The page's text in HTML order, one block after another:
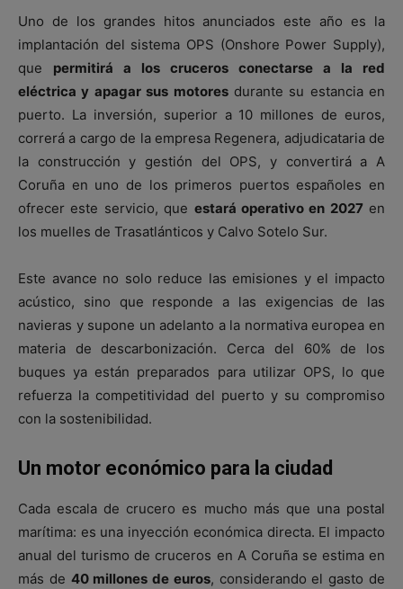
Uno de los grandes hitos anunciados este año es la
implantación del sistema OPS (Onshore Power Supply),
que permitirá a los cruceros conectarse a la red
eléctrica y apagar sus motoresdurante su estancia en
puerto. La inversión, superior a 10 millones de euros,
correrá a cargo de la empresa Regenera, adjudicataria de
la construcción y gestión del OPS, y convertirá a A
Coruña en uno de los primeros puertos españoles en
ofrecer este servicio, que estará operativo en 2027en
los muelles de Trasatlánticos y Calvo Sotelo Sur.
Este avance no solo reduce las emisiones y el impacto
acústico, sino que responde a las exigencias de las
navieras y supone un adelanto a la normativa europea en
materia de descarbonización. Cerca del 60% de los
buques ya están preparados para utilizar OPS, lo que
refuerza la competitividad del puerto y su compromiso
con la sostenibilidad.
Un motor económico para la ciudad
Cada escala de crucero es mucho más que una postal
marítima: es una inyección económica directa. El impacto
anual del turismo de cruceros en A Coruña se estima en
más de 40 millones de euros, considerando el gasto de